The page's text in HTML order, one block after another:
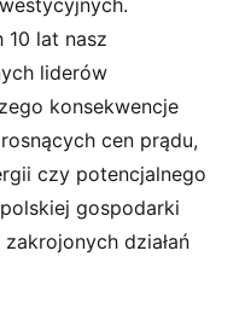
10 lat nasz
liderów
konsekwencje
cen prądu,
czy potencjalnego
gospodarki
działań